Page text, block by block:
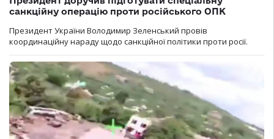
санкційну операцію проти російського ОПК
Президент України Володимир Зеленський провів
координаційну нараду щодо санкційної політики проти росії.